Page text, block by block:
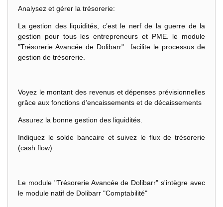
Analysez et gérer la trésorerie:
La gestion des liquidités, c’est le nerf de la guerre de la
gestion pour tous les entrepreneurs et PME. le module
"Trésorerie Avancée de Dolibarr" facilite le processus de
gestion de trésorerie.
Voyez le montant des revenus et dépenses prévisionnelles
grâce aux fonctions d’encaissements et de décaissements
Assurez la bonne gestion des liquidités.
Indiquez le solde bancaire et suivez le flux de trésorerie
(cash flow).
Le module "Trésorerie Avancée de Dolibarr" s'intègre avec
le module natif de Dolibarr "Comptabilité"